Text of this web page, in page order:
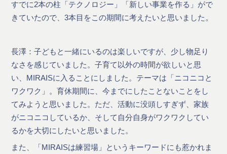
すでに2本の柱「テクノロジー」「新しい事業を作る」がで
きていたので、3本目をこの期間に考えたいと思いました。
長澤：子どもと一緒にいるのは楽しいですが、少し物足り
なさを感じていました。子育て以外の時間が欲しいと思
い、MIRAISに入ることにしました。テーマは「ニコニコと
ワクワク」。育休期間に、今までにしたことないことをし
てみようと思いました。ただ、活動に没頭しすぎず、家族
がニコニコしているか、そして自分自身がワクワクしてい
るかを大切にしたいと思いました。
また、「MIRAISは練習場」というキーワードにも惹かれま